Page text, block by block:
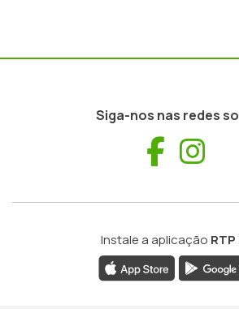
Siga-nos nas redes
Instale a aplicação